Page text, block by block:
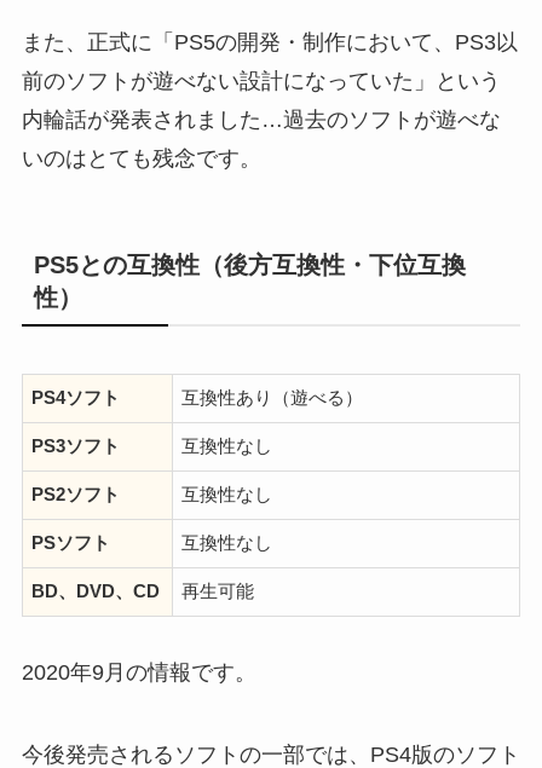
また、正式に「PS5の開発・制作において、PS3以
前のソフトが遊べない設計になっていた」という
内輪話が発表されました…過去のソフトが遊べな
いのはとても残念です。
PS5との互換性（後方互換性・下位互換
性）
PS4ソフト 互換性あり（遊べる）
PS3ソフト 互換性なし
PS2ソフト 互換性なし
PSソフト 互換性なし
BD、DVD、CD 再生可能
2020年9月の情報です。
今後発売されるソフトの一部では、PS4版のソフト